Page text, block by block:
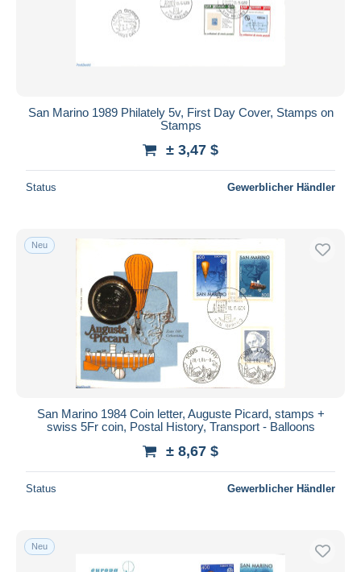
San Marino 1989 Philately 5v, First Day Cover, Stamps on
Stamps
± 3,47 $
Status Gewerblicher Händler
Neu
San Marino 1984 Coin letter, Auguste Picard, stamps +
swiss 5Fr coin, Postal History, Transport - Balloons
± 8,67 $
Status Gewerblicher Händler
Neu